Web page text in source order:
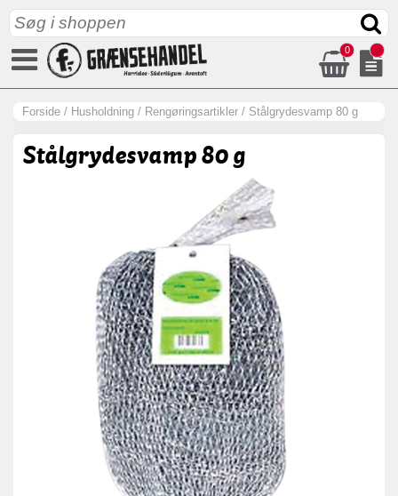
0
Forside / Husholdning / Rengøringsartikler / Stålgrydesvamp 80 g
Stålgrydesvamp 80 g